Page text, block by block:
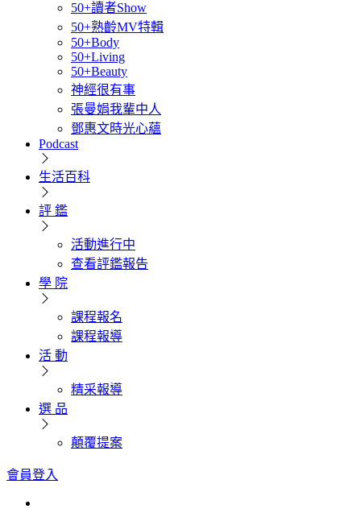
50+讀者Show
50+熟齡MV特輯
50+Body
50+Living
50+Beauty
神經很有事
張曼娟我輩中人
鄧惠文時光心蘊
Podcast
生活百科
評 鑑
活動進行中
查看評鑑報告
學 院
課程報名
課程報導
活 動
精采報導
選 品
顛覆提案
會員登入